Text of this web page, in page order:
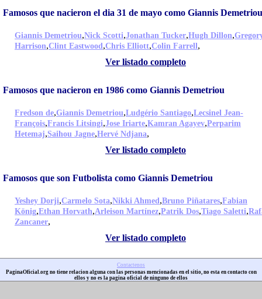
Famosos que nacieron el dia 31 de mayo como Giannis Demetriou
Giannis Demetriou,Nick Scotti,Jonathan Tucker,Hugh Dillon,
Harrison,Clint Eastwood,Chris Elliott,Colin Farrell,
Ver listado completo
Famosos que nacieron en 1986 como Giannis Demetriou
Fredson de,Giannis Demetriou,Ludgério Santiago,Lecsinel Jean-
François,Francis Litsingi,Jose Iriarte,Kamran Agayev,Perparim
Hetemaj,Saihou Jagne,Hervé Ndjana,
Ver listado completo
Famosos que son Futbolista como Giannis Demetriou
Yeshey Dorji,Carmelo Sota,Nikki Ahmed,Bruno Piñatares,Fabian
König,Ethan Horvath,Arleison Martínez,Patrik Dos,Tiago Saletti,
Zancaner,
Ver listado completo
Contactenos
PaginaOficial.org no tiene relacion alguna con las personas mencionadas en el sitio, no esta en contacto con
ellos y no es la pagina oficial de ninguno de ellos